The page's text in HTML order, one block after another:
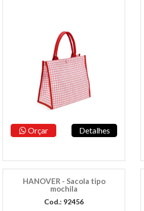
Orçar Detalhes
HANOVER - Sacola tipo
mochila
Cod.: 92456